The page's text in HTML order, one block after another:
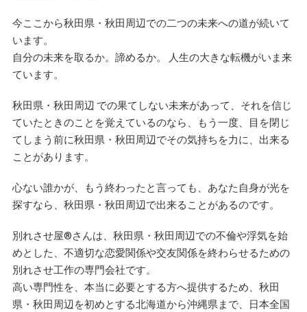
今ここから秋田県・秋田周辺での二つの未来への道が続いて
います。
自分の未来を取るか。諦めるか。 人生の大きな転機がいま来
ています。
秋田県・秋田周辺 での果てしない未来があって、それを信じ
ていたときのことを覚えているのなら、もう一度、目を閉じ
てしまう前に秋田県・秋田周辺でその気持ちを力に、出来る
ことがあります。
心ない誰かが、もう終わったと言っても、あなた自身が光を
探すなら、秋田県・秋田周辺で出来ることがあるのです。
別れさせ屋®さんは、秋田県・秋田周辺での不倫や浮気を始
めとした、不適切な恋愛関係や交友関係を終わらせるための
別れさせ工作の専門会社です。
高い専門性を、本当に必要とする方へ提供するため、秋田
県・秋田周辺を初めとする北海道から沖縄県まで、日本全国